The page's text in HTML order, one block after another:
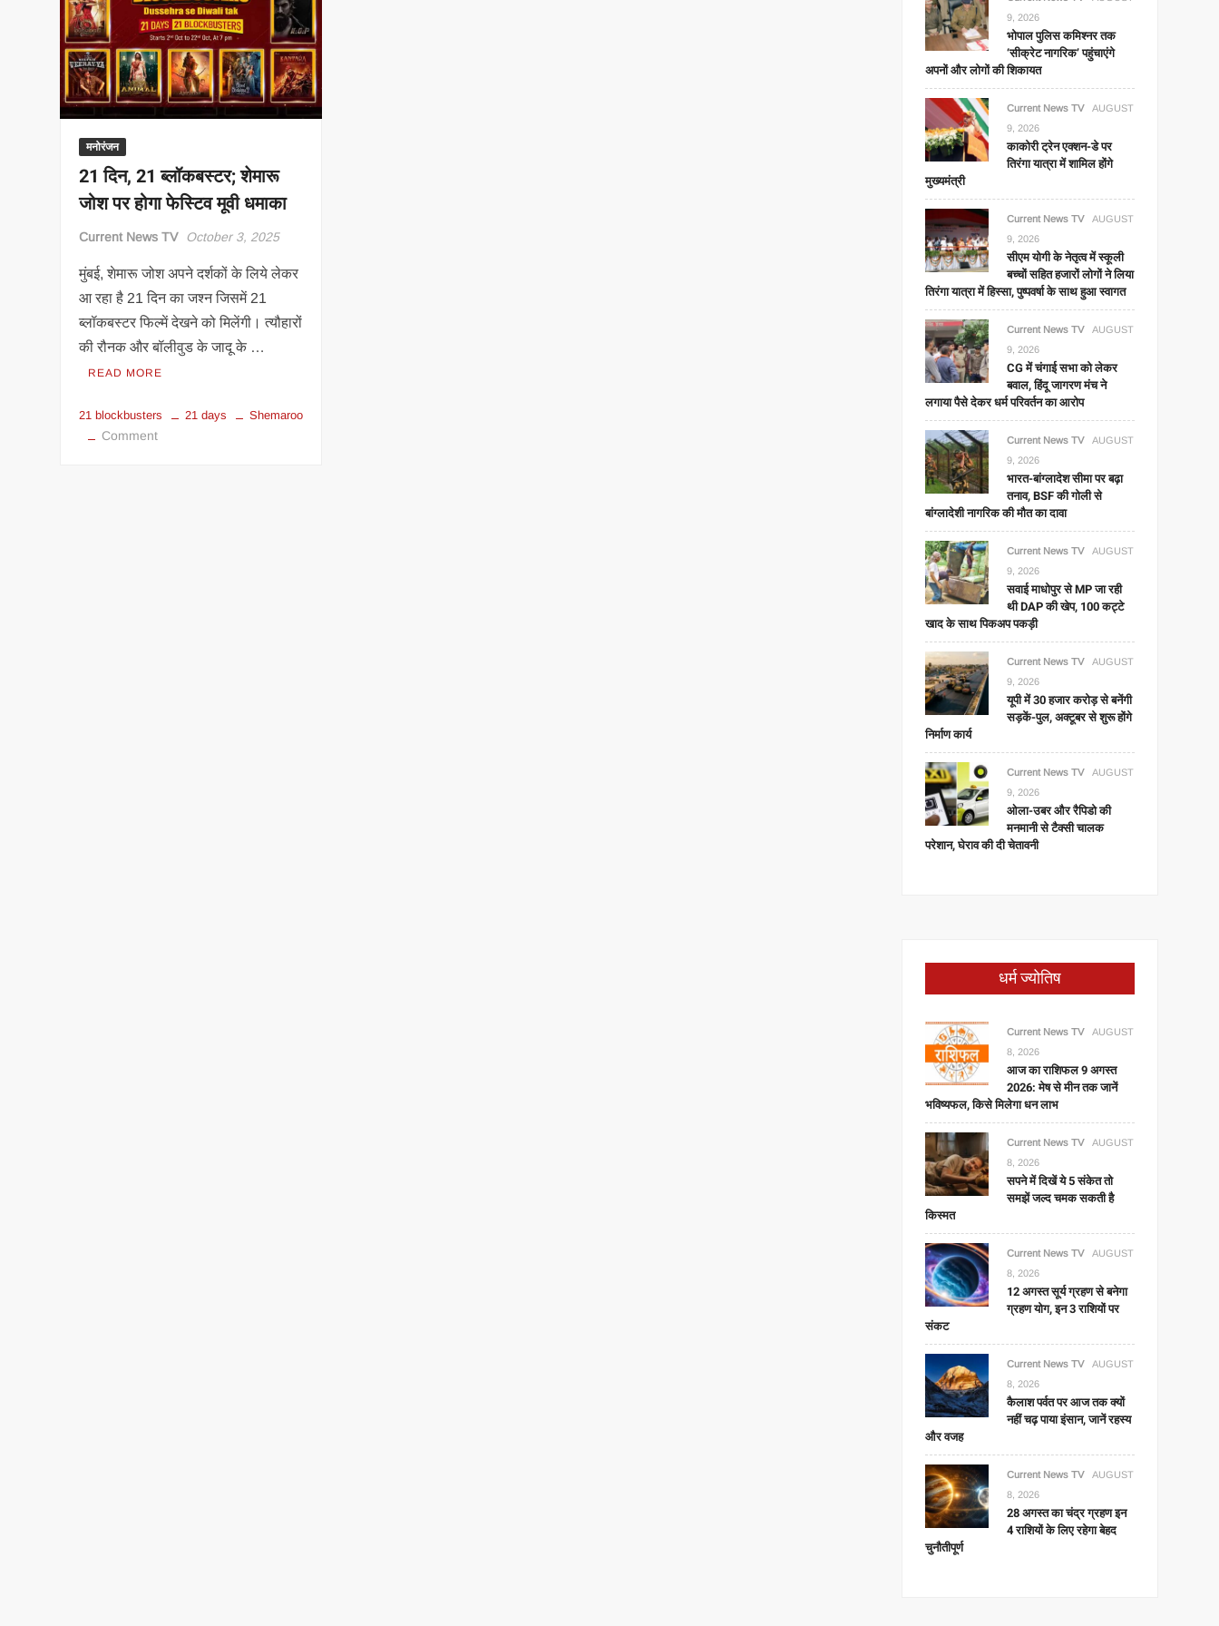
मनोरंजन
21 दिन, 21 ब्लॉकबस्टर; शेमारू
जोश पर होगा फेस्टिव मूवी धमाका
Current News TV October 3, 2025
मुंबई, शेमारू जोश अपने दर्शकों के लिये लेकर
आ रहा है 21 दिन का जश्न जिसमें 21
ब्लॉकबस्टर फिल्में देखने को मिलेंगी। त्यौहारों
की रौनक और बॉलीवुड के जादू के …
READ MORE
21 blockbusters 21 days Shemaroo
Commenton
9, 2026
भोपाल पुलिस कमिश्नर तक
‘सीक्रेट नागरिक’ पहुंचाएंगे
अपनों और लोगों की शिकायत
Current News TV
AUGUST
9, 2026
काकोरी ट्रेन एक्शन-डे पर
तिरंगा यात्रा में शामिल होंगे
मुख्यमंत्री
Current News TV
AUGUST
9, 2026
सीएम योगी के नेतृत्व में स्कूली
बच्चों सहित हजारों लोगों ने लिया
तिरंगा यात्रा में हिस्सा, पुष्पवर्षा के साथ हुआ स्वागत
Current News TV
AUGUST
9, 2026
CG में चंगाई सभा को लेकर
बवाल, हिंदू जागरण मंच ने
लगाया पैसे देकर धर्म परिवर्तन का आरोप
Current News TV
AUGUST
9, 2026
भारत-बांग्लादेश सीमा पर बढ़ा
तनाव, BSF की गोली से
बांग्लादेशी नागरिक की मौत का दावा
Current News TV
AUGUST
9, 2026
सवाई माधोपुर से MP जा रही
थी DAP की खेप, 100 कट्टे
खाद के साथ पिकअप पकड़ी
Current News TV
AUGUST
9, 2026
यूपी में 30 हजार करोड़ से बनेंगी
सड़कें-पुल, अक्टूबर से शुरू होंगे
निर्माण कार्य
Current News TV
AUGUST
9, 2026
ओला-उबर और रैपिडो की
मनमानी से टैक्सी चालक
परेशान, घेराव की दी चेतावनी
धर्म ज्योतिष
Current News TV
AUGUST
8, 2026
आज का राशिफल 9 अगस्त
2026: मेष से मीन तक जानें
भविष्यफल, किसे मिलेगा धन लाभ
Current News TV
AUGUST
8, 2026
सपने में दिखें ये 5 संकेत तो
समझें जल्द चमक सकती है
किस्मत
Current News TV
AUGUST
8, 2026
12 अगस्त सूर्य ग्रहण से बनेगा
ग्रहण योग, इन 3 राशियों पर
संकट
Current News TV
AUGUST
8, 2026
कैलाश पर्वत पर आज तक क्यों
नहीं चढ़ पाया इंसान, जानें रहस्य
और वजह
Current News TV
AUGUST
8, 2026
28 अगस्त का चंद्र ग्रहण इन
4 राशियों के लिए रहेगा बेहद
चुनौतीपूर्ण